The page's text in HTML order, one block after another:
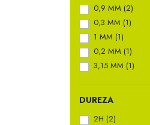
0,9 MM (2)
0,3 MM (1)
1 MM (1)
0,2 MM (1)
3,15 MM (1)
DUREZA
2H (2)